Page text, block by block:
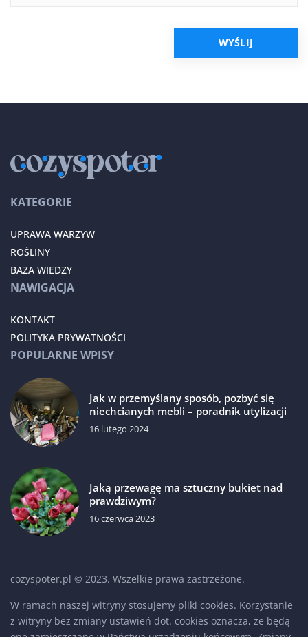
KATEGORIE
UPRAWA WARZYW
ROŚLINY
BAZA WIEDZY
NAWIGACJA
KONTAKT
POLITYKA PRYWATNOŚCI
POPULARNE WPISY
Jak w przemyślany sposób, pozbyć się
niechcianych mebli – poradnik utylizacji
16 lutego 2024
Jaką przewagę ma sztuczny bukiet nad
prawdziwym?
16 czerwca 2023
cozyspoter.pl © 2023. Wszelkie prawa zastrzeżone.
W ramach naszej witryny stosujemy pliki cookies. Korzystanie
z witryny bez zmiany ustawień dot. cookies oznacza, że będą